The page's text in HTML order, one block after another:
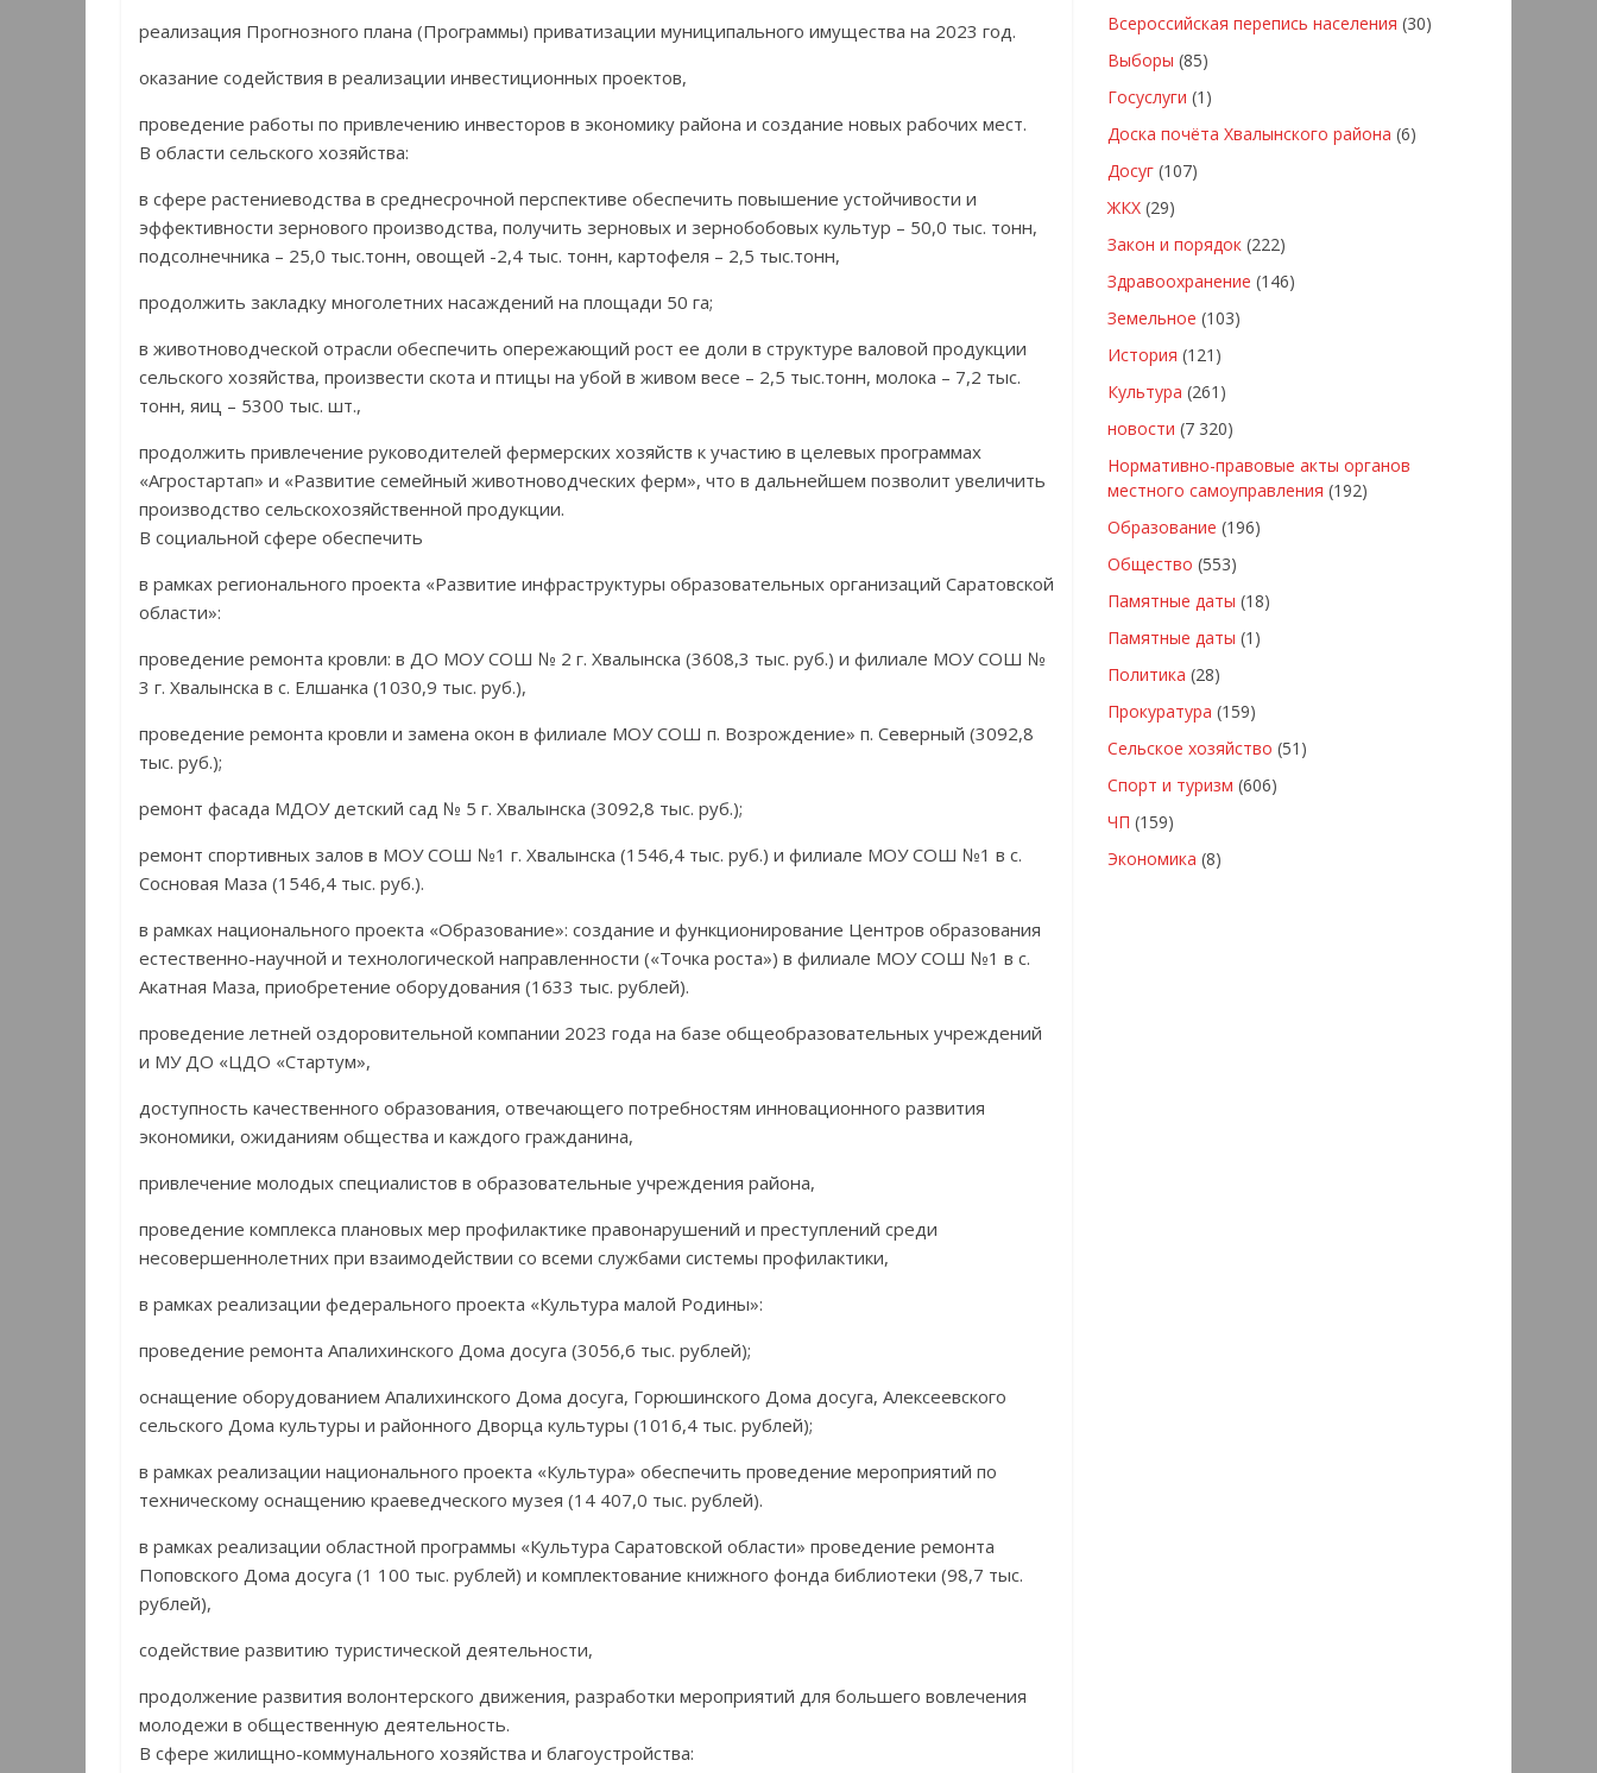
реализация Прогнозного плана (Программы) приватизации муниципального имущества на 2023 год.
оказание содействия в реализации инвестиционных проектов,
проведение работы по привлечению инвесторов в экономику района и создание новых рабочих мест.
В области сельского хозяйства:
в сфере растениеводства в среднесрочной перспективе обеспечить повышение устойчивости и
эффективности зернового производства, получить зерновых и зернобобовых культур – 50,0 тыс. тонн,
подсолнечника – 25,0 тыс.тонн, овощей -2,4 тыс. тонн, картофеля – 2,5 тыс.тонн,
продолжить закладку многолетних насаждений на площади 50 га;
в животноводческой отрасли обеспечить опережающий рост ее доли в структуре валовой продукции
сельского хозяйства, произвести скота и птицы на убой в живом весе – 2,5 тыс.тонн, молока – 7,2 тыс.
тонн, яиц – 5300 тыс. шт.,
продолжить привлечение руководителей фермерских хозяйств к участию в целевых программах
«Агростартап» и «Развитие семейный животноводческих ферм», что в дальнейшем позволит увеличить
производство сельскохозяйственной продукции.
В социальной сфере обеспечить
в рамках регионального проекта «Развитие инфраструктуры образовательных организаций Саратовской
области»:
проведение ремонта кровли: в ДО МОУ СОШ № 2 г. Хвалынска (3608,3 тыс. руб.) и филиале МОУ СОШ №
3 г. Хвалынска в с. Елшанка (1030,9 тыс. руб.),
проведение ремонта кровли и замена окон в филиале МОУ СОШ п. Возрождение» п. Северный (3092,8
тыс. руб.);
ремонт фасада МДОУ детский сад № 5 г. Хвалынска (3092,8 тыс. руб.);
ремонт спортивных залов в МОУ СОШ №1 г. Хвалынска (1546,4 тыс. руб.) и филиале МОУ СОШ №1 в с.
Сосновая Маза (1546,4 тыс. руб.).
в рамках национального проекта «Образование»: создание и функционирование Центров образования
естественно-научной и технологической направленности («Точка роста») в филиале МОУ СОШ №1 в с.
Акатная Маза, приобретение оборудования (1633 тыс. рублей).
проведение летней оздоровительной компании 2023 года на базе общеобразовательных учреждений
и МУ ДО «ЦДО «Стартум»,
доступность качественного образования, отвечающего потребностям инновационного развития
экономики, ожиданиям общества и каждого гражданина,
привлечение молодых специалистов в образовательные учреждения района,
проведение комплекса плановых мер профилактике правонарушений и преступлений среди
несовершеннолетних при взаимодействии со всеми службами системы профилактики,
в рамках реализации федерального проекта «Культура малой Родины»:
проведение ремонта Апалихинского Дома досуга (3056,6 тыс. рублей);
оснащение оборудованием Апалихинского Дома досуга, Горюшинского Дома досуга, Алексеевского
сельского Дома культуры и районного Дворца культуры (1016,4 тыс. рублей);
в рамках реализации национального проекта «Культура» обеспечить проведение мероприятий по
техническому оснащению краеведческого музея (14 407,0 тыс. рублей).
в рамках реализации областной программы «Культура Саратовской области» проведение ремонта
Поповского Дома досуга (1 100 тыс. рублей) и комплектование книжного фонда библиотеки (98,7 тыс.
рублей),
содействие развитию туристической деятельности,
продолжение развития волонтерского движения, разработки мероприятий для большего вовлечения
молодежи в общественную деятельность.
В сфере жилищно-коммунального хозяйства и благоустройства:
Всероссийская перепись населения (30)
Выборы (85)
Госуслуги (1)
Доска почёта Хвалынского района (6)
Досуг (107)
ЖКХ (29)
Закон и порядок (222)
Здравоохранение (146)
Земельное (103)
История (121)
Культура (261)
новости (7 320)
Нормативно-правовые акты органов
местного самоуправления (192)
Образование (196)
Общество (553)
Памятные даты (18)
Памятные даты (1)
Политика (28)
Прокуратура (159)
Сельское хозяйство (51)
Спорт и туризм (606)
ЧП (159)
Экономика (8)